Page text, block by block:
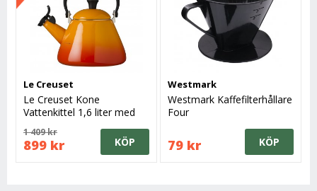
Le Creuset
Le Creuset Kone
Vattenkittel 1,6 liter med
1 409 kr
899 kr KÖP
Westmark
Westmark Kaffefilterhållare
Four
79 kr KÖP